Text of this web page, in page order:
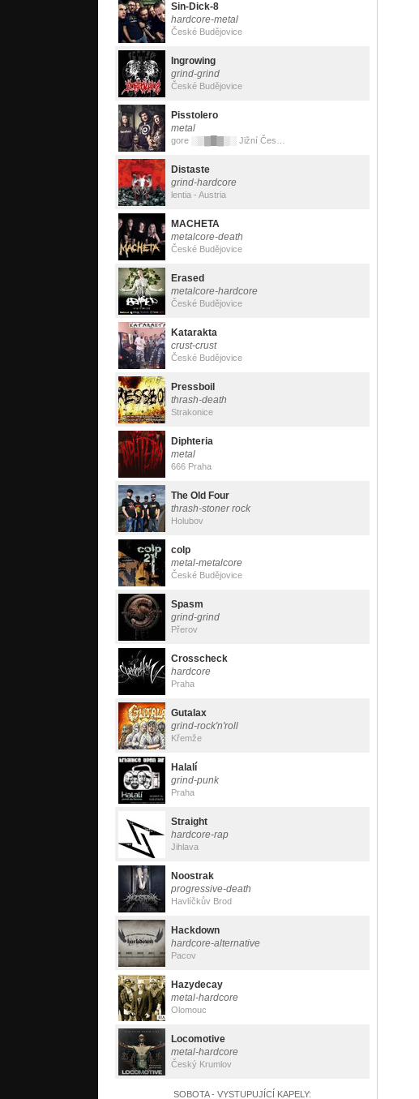
Sin-Dick-8
hardcore-metal
České Budějovice
Ingrowing
grind-grind
České Budějovice
Pisstolero
metal
Distaste
grind-hardcore
lentia - Austria
MACHETA
metalcore-death
České Budějovice
Erased
metalcore-hardcore
České Budějovice
Katarakta
crust-crust
České Budějovice
Pressboil
thrash-death
Strakonice
Diphteria
metal
666 Praha
The Old Four
thrash-stoner rock
Holubov
colp
metal-metalcore
České Budějovice
Spasm
grind-grind
Přerov
Crosscheck
hardcore
Praha
Gutalax
grind-rock'n'roll
Křemže
Halalí
grind-punk
Praha
Straight
hardcore-rap
Jihlava
Noostrak
progressive-death
Havlíčkův Brod
Hackdown
hardcore-alternative
Pacov
Hazydecay
metal-hardcore
Olomouc
Locomotive
metal-hardcore
Český Krumlov
SOBOTA - VYSTUPUJÍCÍ KAPELY: